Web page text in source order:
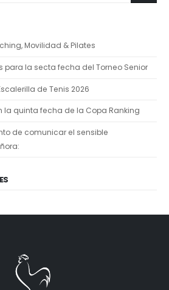
Movilidad & Pilates
para la secta fecha del Torneo Senior
de Tenis 2026
la quinta fecha de la Copa Ranking
de comunicar el sensible